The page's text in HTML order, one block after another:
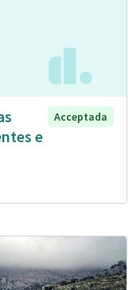
e
Acceptada